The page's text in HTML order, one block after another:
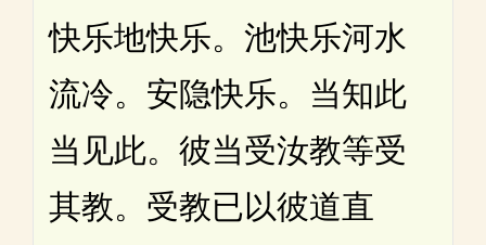
快乐地快乐。池快乐河水
流冷。安隐快乐。当知此
当见此。彼当受汝教等受
其教。受教已以彼道直